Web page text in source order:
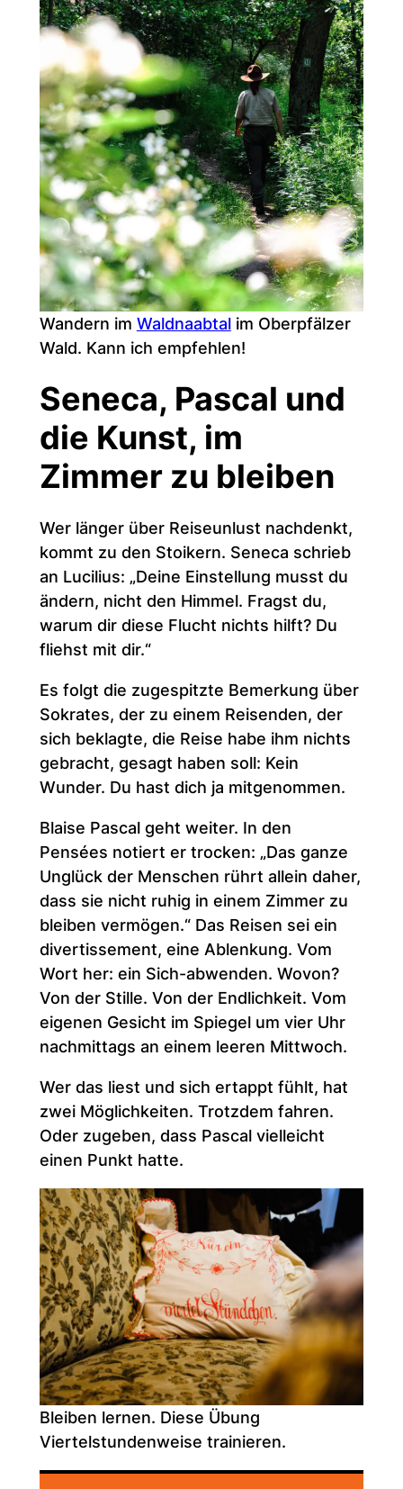
Wandern im Waldnaabtalim Oberpfälzer
Wald. Kann ich empfehlen!
Seneca, Pascal und
die Kunst, im
Zimmer zu bleiben
Wer länger über Reiseunlust nachdenkt,
kommt zu den Stoikern. Seneca schrieb
an Lucilius: „Deine Einstellung musst du
ändern, nicht den Himmel. Fragst du,
warum dir diese Flucht nichts hilft? Du
fliehst mit dir.“
Es folgt die zugespitzte Bemerkung über
Sokrates, der zu einem Reisenden, der
sich beklagte, die Reise habe ihm nichts
gebracht, gesagt haben soll: Kein
Wunder. Du hast dich ja mitgenommen.
Blaise Pascal geht weiter. In den
Pensées notiert er trocken: „Das ganze
Unglück der Menschen rührt allein daher,
dass sie nicht ruhig in einem Zimmer zu
bleiben vermögen.“ Das Reisen sei ein
divertissement, eine Ablenkung. Vom
Wort her: ein Sich-abwenden. Wovon?
Von der Stille. Von der Endlichkeit. Vom
eigenen Gesicht im Spiegel um vier Uhr
nachmittags an einem leeren Mittwoch.
Wer das liest und sich ertappt fühlt, hat
zwei Möglichkeiten. Trotzdem fahren.
Oder zugeben, dass Pascal vielleicht
einen Punkt hatte.
Bleiben lernen. Diese Übung
Viertelstundenweise trainieren.